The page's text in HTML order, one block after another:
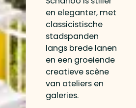
en eleganter, met
classicistische
stadspanden
langs brede lanen
en een groeiende
creatieve scène
van ateliers en
galeries.